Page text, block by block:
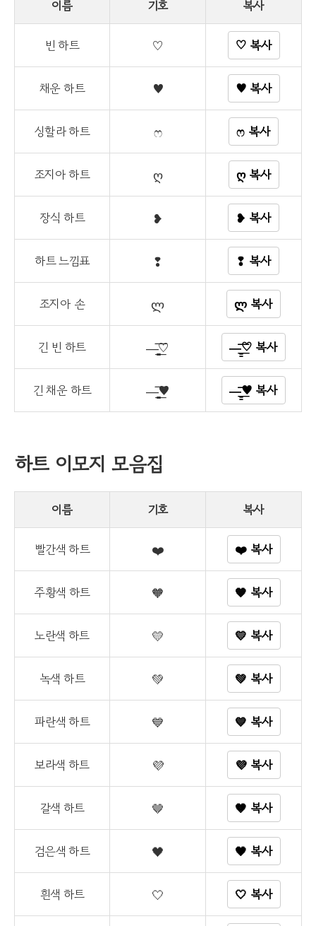
이름 기호 복사
빈 하트 ♡ ♡ 복사
채운 하트 ♥ ♥ 복사
싱할라 하트 ෆ ෆ 복사
조지아 하트 ღ ღ 복사
장식 하트 ❥ ❥ 복사
하트 느낌표 ❢ ❢ 복사
조지아 손 ლ ლ 복사
긴 빈 하트 —̳͟͞͞♡ —̳͟͞͞♡ 복사
긴 채운 하트 —̳͟͞͞♥ —̳͟͞͞♥ 복사
하트 이모지 모음집
이름 기호 복사
빨간색 하트 ❤️ ❤️ 복사
주황색 하트 🧡 🧡 복사
노란색 하트 💛 💛 복사
녹색 하트 💚 💚 복사
파란색 하트 💙 💙 복사
보라색 하트 💜 💜 복사
갈색 하트 🤎 🤎 복사
검은색 하트 🖤 🖤 복사
흰색 하트 🤍 🤍 복사